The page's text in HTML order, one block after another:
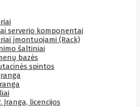
serverio komponentai
įmontuojami (Rack)
šaltiniai
bazės
spintos
Įranga, licencijos